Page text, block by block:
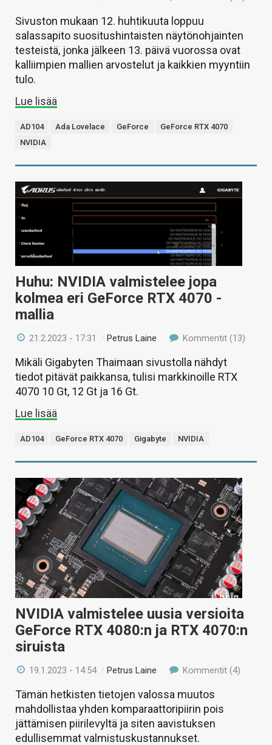
Sivuston mukaan 12. huhtikuuta loppuu
salassapito suositushintaisten näytönohjainten
testeistä, jonka jälkeen 13. päivä vuorossa ovat
kalliimpien mallien arvostelut ja kaikkien myyntiin
tulo.
Lue lisää
AD104 Ada Lovelace GeForce
GeForce RTX 4070
NVIDIA
Huhu: NVIDIA valmistelee jopa
kolmea eri GeForce RTX 4070 -
mallia
21.2.2023 - 17:31 /Petrus Laine Kommentit (13)
Mikäli Gigabyten Thaimaan sivustolla nähdyt
tiedot pitävät paikkansa, tulisi markkinoille RTX
4070 10 Gt, 12 Gt ja 16 Gt.
Lue lisää
AD104 GeForce RTX 4070 Gigabyte NVIDIA
NVIDIA valmistelee uusia versioita
GeForce RTX 4080:n ja RTX 4070:n
siruista
19.1.2023 - 14:54 /Petrus Laine Kommentit (4)
Tämän hetkisten tietojen valossa muutos
mahdollistaa yhden komparaattoripiirin pois
jättämisen piirilevyltä ja siten aavistuksen
edullisemmat valmistuskustannukset.